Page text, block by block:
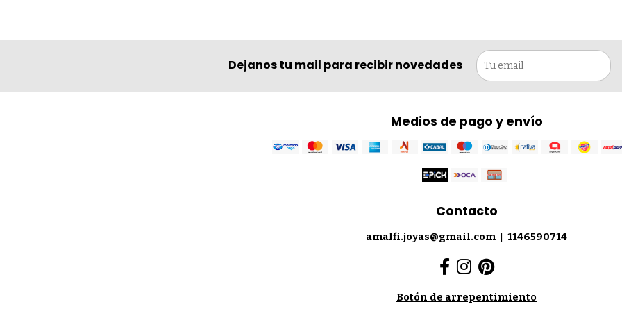
Dejanos tu mail para recibir novedades
Medios de pago y envío
Contacto
amalfi.joyas@gmail.com 1146590714
Botón de arrepentimiento